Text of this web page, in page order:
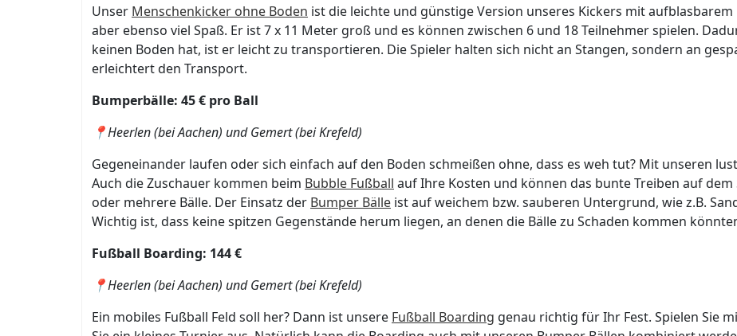
Unser Menschenkicker ohne Boden ist die leichte und günstige Version unseres Kickers mit
aber ebenso viel Spaß. Er ist 7 x 11 Meter groß und es können zwischen 6 und 18 Teilnehmer spielen.
keinen Boden hat, ist er leicht zu transportieren. Die Spieler halten sich nicht an Stangen, sondern an
erleichtert den Transport.
Bumperbälle: 45 € pro Ball
📍Heerlen (bei Aachen) und Gemert (bei Krefeld)
Gegeneinander laufen oder sich einfach auf den Boden schmeißen ohne, dass es weh tut? Mit unseren
Auch die Zuschauer kommen beim Bubble Fußball auf Ihre Kosten und können das bunte Treiben auf
oder mehrere Bälle. Der Einsatz der Bumper Bälle ist auf weichem bzw. sauberen Untergrund, wie z.B.
Wichtig ist, dass keine spitzen Gegenstände herum liegen, an denen die Bälle zu Schaden kommen
Fußball Boarding: 144 €
📍Heerlen (bei Aachen) und Gemert (bei Krefeld)
Ein mobiles Fußball Feld soll her? Dann ist unsere Fußball Boarding genau richtig für Ihr Fest. Spielen Sie